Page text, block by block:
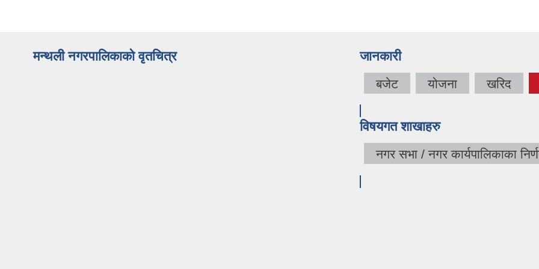
मन्थली नगरपालिकाको वृतचित्र जानकारी
बजेट योजना खरिद
विषयगत शाखाहरु
नगर सभा / नगर कार्यपालिकाका